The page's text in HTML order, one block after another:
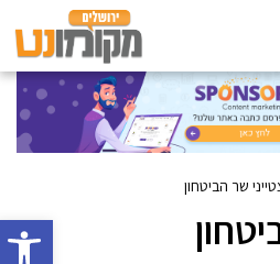
פתח
שר הביטחון